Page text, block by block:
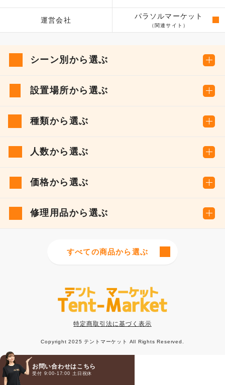
運営会社 パラソルマーケット
（関連サイト）
シーン別から選ぶ
設置場所から選ぶ
種類から選ぶ
人数から選ぶ
価格から選ぶ
修理用品から選ぶ
すべての商品から選ぶ
特定商取引法に基づく表示
Copyright 2025 テントマーケット All Rights Reserved.
お問い合わせはこちら
受付 9:00-17:00 土日祝休